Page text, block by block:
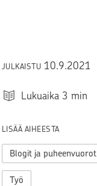
JULKAISTU 10.9.2021
Lukuaika 3 min
LISÄÄ AIHEESTA
Blogit ja puheenvuorot
Työ